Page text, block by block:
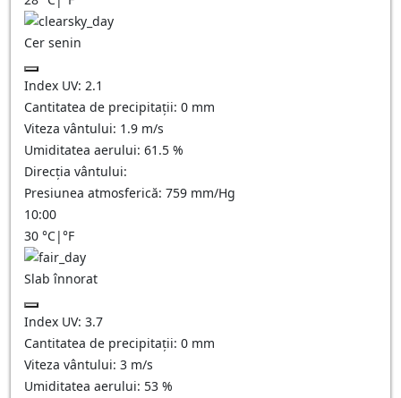
Cer senin
Index UV: 2.1
Cantitatea de precipitații: 0 mm
Viteza vântului: 1.9 m/s
Umiditatea aerului: 61.5 %
Direcția vântului:
Presiunea atmosferică: 759 mm/Hg
10:00
30 °C|°F
Slab înnorat
Index UV: 3.7
Cantitatea de precipitații: 0 mm
Viteza vântului: 3 m/s
Umiditatea aerului: 53 %